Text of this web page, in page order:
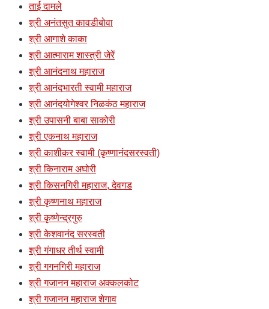
ताई दामले
श्री अनंतसुत कावडीबोवा
श्री आगाशे काका
श्री आत्माराम शास्त्री जेरें
श्री आनंदनाथ महाराज
श्री आनंदभारती स्वामी महाराज
श्री आनंदयोगेश्वर निळकंठ महाराज
श्री उपासनी बाबा साकोरी
श्री एकनाथ महाराज
श्री काशीकर स्वामी (कृष्णानंदसरस्वती)
श्री किनाराम अघोरी
श्री किसनगिरी महाराज, देवगड
श्री कृष्णनाथ महाराज
श्री कृष्णेन्द्रगुरु
श्री केशवानंद सरस्वती
श्री गंगाधर तीर्थ स्वामी
श्री गगनगिरी महाराज
श्री गजानन महाराज अक्कलकोट
श्री गजानन महाराज शेगाव